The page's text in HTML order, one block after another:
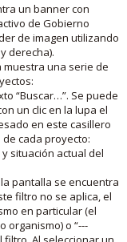
un banner con
de Gobierno
de imagen utilizando
derecha).
muestra una serie de
“Buscar…”. Se puede
un clic en la lupa el
en este casillero
cada proyecto:
situación actual del
pantalla se encuentra
filtro no se aplica, el
en particular (el
organismo) o “---